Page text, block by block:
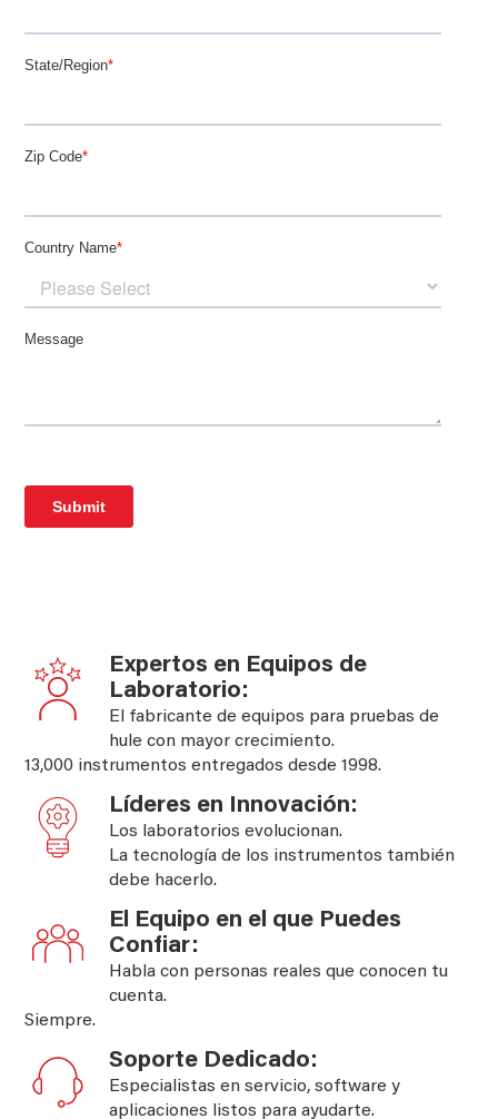
Expertos en Equipos de
Laboratorio:
El fabricante de equipos para pruebas de
hule con mayor crecimiento.
13,000 instrumentos entregados desde 1998.
Líderes en Innovación:
Los laboratorios evolucionan.
La tecnología de los instrumentos también
debe hacerlo.
El Equipo en el que Puedes
Confiar:
Habla con personas reales que conocen tu
cuenta.
Siempre.
Soporte Dedicado:
Especialistas en servicio, software y
aplicaciones listos para ayudarte.